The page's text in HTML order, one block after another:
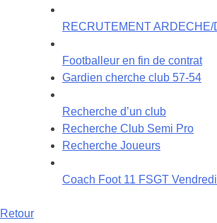
RECRUTEMENT ARDECHE/
Footballeur en fin de contrat
Gardien cherche club 57-54
Recherche d’un club
Recherche Club Semi Pro
Recherche Joueurs
Coach Foot 11 FSGT
Retour